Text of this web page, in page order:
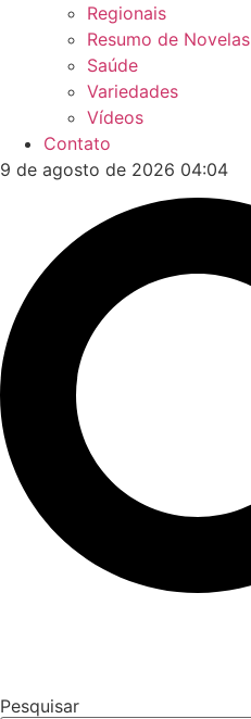
Regionais
Resumo de Novelas
Saúde
Variedades
Vídeos
Contato
9 de agosto de 2026 04:04
Pesquisar